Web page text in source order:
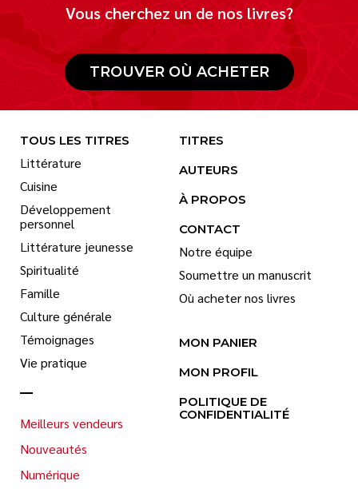
Vous cherchez un de nos livres?
TROUVER OÙ ACHETER
TOUS LES TITRES
Littérature
Cuisine
Développement
personnel
Littérature jeunesse
Spiritualité
Famille
Culture générale
Témoignages
Vie pratique
Meilleurs vendeurs
Nouveautés
Numérique
TITRES
AUTEURS
À PROPOS
CONTACT
Notre équipe
Soumettre un manuscrit
Où acheter nos livres
MON PANIER
MON PROFIL
POLITIQUE DE
CONFIDENTIALITÉ